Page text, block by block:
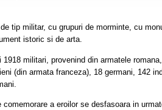
tip militar, cu grupuri de morminte, cu
istoric si de arta.
1918 militari, provenind din armatele
(din armata franceza), 18 germani, 142
comemorare a eroilor se desfasoara in